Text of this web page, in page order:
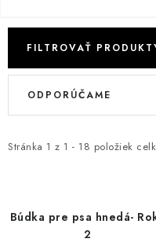
Hodnotenie obchodu
Vrátenie, výmena tovaru
FILTROVAŤ
V
i
r
Stránka 1 z 1 - 18 položiek
R
e
e
ODPORÚČAME
Búdka pre psa hnedá-
2